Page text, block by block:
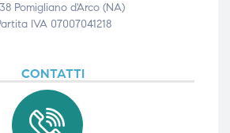
Pomigliano d'Arco (NA)
IVA 07007041218
CONTATTI